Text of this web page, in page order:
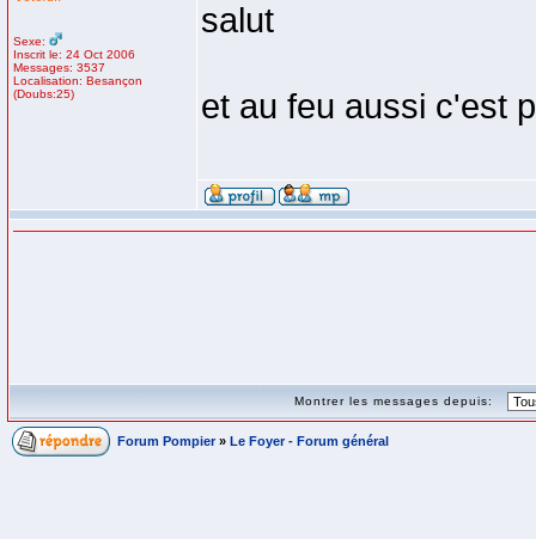
Sexe:
Inscrit le: 24 Oct 2006
Messages: 3537
Localisation: Besançon
(Doubs:25)
salut
et au feu aussi c'est
Montrer les messages depuis:
Forum Pompier » Le Foyer - Forum général